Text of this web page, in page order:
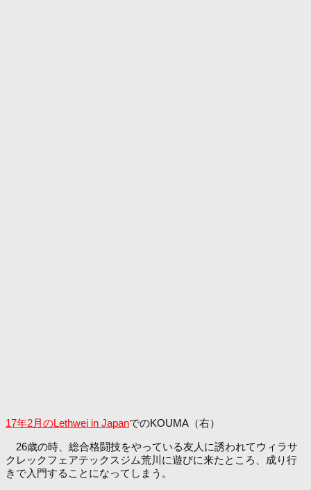
17年2月のLethwei in JapanでのKOUMA（右）
26歳の時、総合格闘技をやっている友人に誘われてウィラサ
クレックフェアテックスジム荒川に遊びに来たところ、成り行
きで入門することになってしまう。